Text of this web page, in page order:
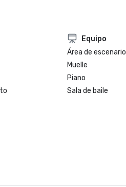
Equipo
Área de escenario
Muelle
Piano
Sala de baile